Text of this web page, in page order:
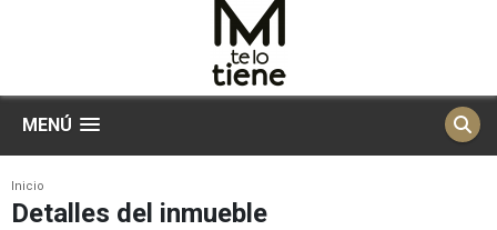
MENÚ
Inicio
Detalles del inmueble